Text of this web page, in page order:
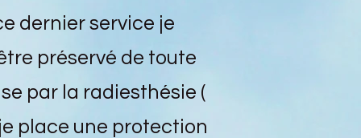
dernier service je
préservé de toute
par la radiesthésie (
place une protection